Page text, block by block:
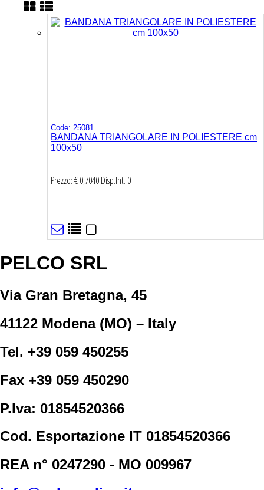
Code: 25081
BANDANA TRIANGOLARE IN POLIESTERE cm
100x50
Prezzo: € 0,7040Disp.Int. 0
PELCO SRL
Via Gran Bretagna, 45
41122 Modena (MO) – Italy
Tel. +39 059 450255
Fax +39 059 450290
P.Iva: 01854520366
Cod. Esportazione IT 01854520366
REA n° 0247290 - MO 009967